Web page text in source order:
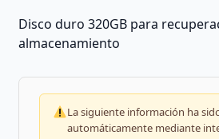
Disco duro 320GB para
almacenamiento
La siguiente información ha
automáticamente mediante